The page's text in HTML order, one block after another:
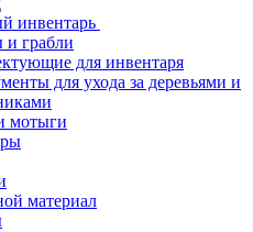
инвентарь
и грабли
для инвентаря
для ухода за деревьями и
мотыги
материал